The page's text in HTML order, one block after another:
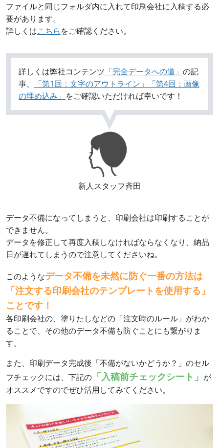
ファイルと同じフォルダ内に入れて印刷会社に入稿する必
要があります。
詳しくはこちらをご確認ください。
新人スタッフ斉田
詳しくは弊社コンテンツ 「完全データへの道」 の記
事、
「第1回：文字のアウトライン」
「第4回：画像
の埋め込み」 をご確認いただければ幸いです！
データ不備になってしまうと、印刷会社は印刷することが
できません。
データを修正して再度入稿しなければならなくなり、納品
日が遅れてしまうので注意してくださいね。
このようなデータ不備を未然に防ぐ一番の方法は
「注文する印刷会社のテンプレートを使用する」
ことです！
各印刷会社の、塗りたしなどの「注文時のルール」がわか
ることで、その他のデータ不備も防ぐことにも繋がりま
す。
また、印刷データ完成後「不備がないかどうか？」のセル
フチェックには、下記の 「入稿前チェックシート」 が
オススメですのでぜひ活用してみてください。